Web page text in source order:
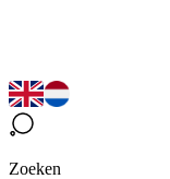
Zoeken